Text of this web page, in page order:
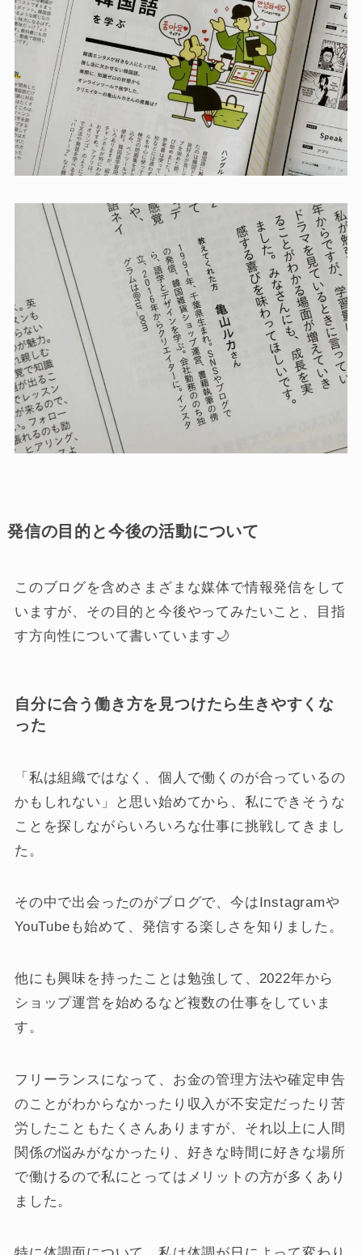
発信の目的と今後の活動について
このブログを含めさまざまな媒体で情報発信をして
いますが、その目的と今後やってみたいこと、目指
す方向性について書いています🌙
自分に合う働き方を見つけたら生きやすくな
った
「私は組織ではなく、個人で働くのが合っているの
かもしれない」と思い始めてから、私にできそうな
ことを探しながらいろいろな仕事に挑戦してきまし
た。
その中で出会ったのがブログで、今はInstagramや
YouTubeも始めて、発信する楽しさを知りました。
他にも興味を持ったことは勉強して、2022年から
ショップ運営を始めるなど複数の仕事をしていま
す。
フリーランスになって、お金の管理方法や確定申告
のことがわからなかったり収入が不安定だったり苦
労したこともたくさんありますが、それ以上に人間
関係の悩みがなかったり、好きな時間に好きな場所
で働けるので私にとってはメリットの方が多くあり
ました。